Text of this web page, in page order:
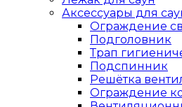
Аксессуары для
Ограждение
Подголовник
Трап
Подспинник
Решётка
Ограждение